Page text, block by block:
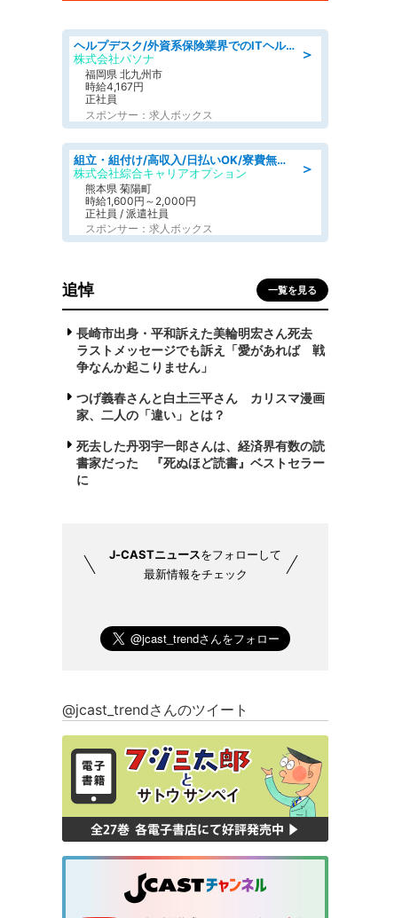
＞
ヘルプデスク/外資系保険業界でのITヘルプデスク業務/駅近/即日勤務可/ヘルプデスク
株式会社パソナ
福岡県 北九州市
時給4,167円
正社員
スポンサー：求人ボックス
＞
組立・組付け/高収入/日払いOK/寮費無料/交替制/20・30・40代活躍中
株式会社綜合キャリアオプション
熊本県 菊陽町
時給1,600円～2,000円
正社員 / 派遣社員
スポンサー：求人ボックス
追悼 一覧を見る
長崎市出身・平和訴えた美輪明宏さん死去
ラストメッセージでも訴え「愛があれば 戦
争なんか起こりません」
つげ義春さんと白土三平さん カリスマ漫画
家、二人の「違い」とは？
死去した丹羽宇一郎さんは、経済界有数の読
書家だった 『死ぬほど読書』ベストセラー
に
J-CASTニュースをフォローして
最新情報をチェック
@jcast_trendさんのツイート